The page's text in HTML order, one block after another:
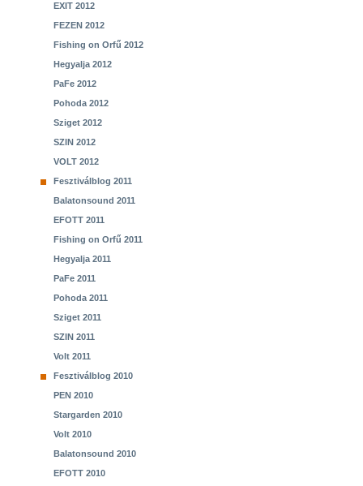
EXIT 2012
FEZEN 2012
Fishing on Orfű 2012
Hegyalja 2012
PaFe 2012
Pohoda 2012
Sziget 2012
SZIN 2012
VOLT 2012
Fesztiválblog 2011
Balatonsound 2011
EFOTT 2011
Fishing on Orfű 2011
Hegyalja 2011
PaFe 2011
Pohoda 2011
Sziget 2011
SZIN 2011
Volt 2011
Fesztiválblog 2010
PEN 2010
Stargarden 2010
Volt 2010
Balatonsound 2010
EFOTT 2010